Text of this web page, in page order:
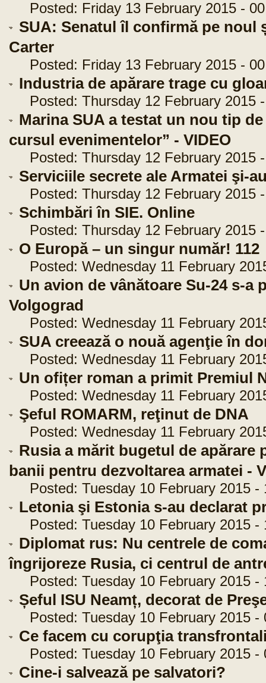
Posted: Friday 13 February 2015 -
SUA: Senatul îl confirmă pe noul
Carter
Posted: Friday 13 February 2015 -
Industria de apărare trage cu
Posted: Thursday 12 February 2015
Marina SUA a testat un nou tip
cursul evenimentelor” - VIDEO
Posted: Thursday 12 February 2015 -
Serviciile secrete ale Armatei şi-
Posted: Thursday 12 February 2015 -
Schimbări în SIE. Online
Posted: Thursday 12 February 2015
O Europă – un singur număr! 112
Posted: Wednesday 11 February
Un avion de vânătoare Su-24 s-a
Volgograd
Posted: Wednesday 11 February
SUA creează o nouă agenţie în
Posted: Wednesday 11 February
Un ofițer roman a primit Premiul
Posted: Wednesday 11 February
Şeful ROMARM, reţinut de DNA
Posted: Wednesday 11 February
Rusia a mărit bugetul de
banii pentru dezvoltarea armatei -
Posted: Tuesday 10 February 2015 -
Letonia şi Estonia s-au declarat
Posted: Tuesday 10 February 2015 -
Diplomat rus: Nu centrele de
îngrijoreze Rusia, ci centrul de
Posted: Tuesday 10 February 2015 -
Șeful ISU Neamț, decorat de
Posted: Tuesday 10 February 2015 -
Ce facem cu corupţia
Posted: Tuesday 10 February 2015 -
Cine-i salvează pe salvatori?